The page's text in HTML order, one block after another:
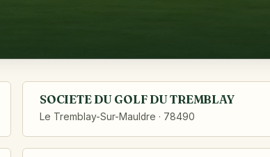
SOCIETE DU GOLF DU TREMBLAY
Le Tremblay-Sur-Mauldre · 78490